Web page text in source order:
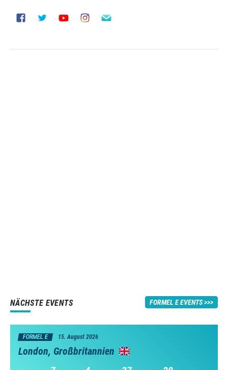
NÄCHSTE EVENTS FORMEL E EVENTS
FORMEL E 15. August 2026
London, Großbritannien